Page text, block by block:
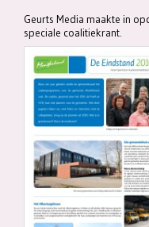
Geurts Media maakte in
speciale coalitiekrant.